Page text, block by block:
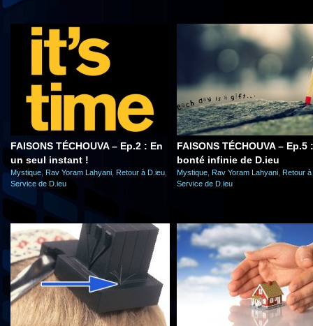
FAISONS TÉCHOUVA – Ep.2 : En
un seul instant !
Mystique Rav Yoram Lahyani Retour à D.ieu
Service de D.ieu
FAISONS TÉCHOUVA – Ep.5
bonté infinie de D.ieu
Mystique Rav Yoram Lahyani Retour à
Service de D.ieu